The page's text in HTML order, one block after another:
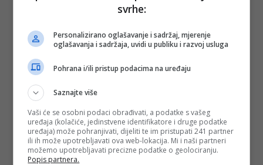
svrhe:
Personalizirano oglašavanje i sadržaj, mjerenje
oglašavanja i sadržaja, uvidi u publiku i razvoj usluga
Pohrana i/ili pristup podacima na uređaju
Saznajte više
Vaši će se osobni podaci obrađivati, a podatke s vašeg
uređaja (kolačiće, jedinstvene identifikatore i druge podatke
uređaja) može pohranjivati, dijeliti te im pristupati 241 partner
ili ih može upotrebljavati ova web-lokacija. Mi i naši partneri
možemo upotrebljavati precizne podatke o geolociranju.
Popis partnera.